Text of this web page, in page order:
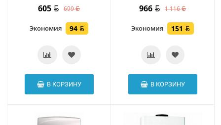
605 699
Экономия 94
В КОРЗИНУ
966 1 116
Экономия 151
В КОРЗИНУ